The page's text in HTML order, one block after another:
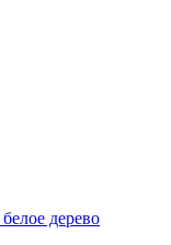
дерево